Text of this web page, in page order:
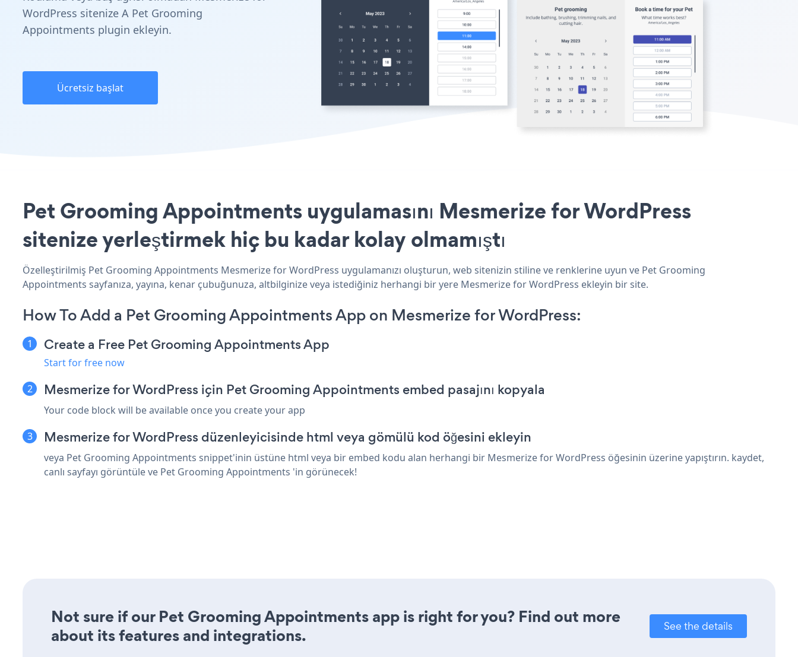
WordPress sitenize A Pet Grooming
Appointments plugin ekleyin.
Ücretsiz başlat
Pet Grooming Appointments uygulamasını Mesmerize for WordPress
sitenize yerleştirmek hiç bu kadar kolay olmamıştı
Özelleştirilmiş Pet Grooming Appointments Mesmerize for WordPress uygulamanızı oluşturun, web sitenizin stiline ve renklerine uyun ve Pet Grooming
Appointments sayfanıza, yayına, kenar çubuğunuza, altbilginize veya istediğiniz herhangi bir yere Mesmerize for WordPress ekleyin bir site.
How To Add a Pet Grooming Appointments App on Mesmerize for WordPress:
Create a Free Pet Grooming Appointments App
Start for free now
Mesmerize for WordPress için Pet Grooming Appointments embed pasajını kopyala
Your code block will be available once you create your app
Mesmerize for WordPress düzenleyicisinde html veya gömülü kod öğesini ekleyin
veya Pet Grooming Appointments snippet'inin üstüne html veya bir embed kodu alan herhangi bir Mesmerize for WordPress öğesinin üzerine yapıştırın. kaydet,
canlı sayfayı görüntüle ve Pet Grooming Appointments 'in görünecek!
Not sure if our Pet Grooming Appointments app is right for you? Find out more
about its features and integrations.
See the details